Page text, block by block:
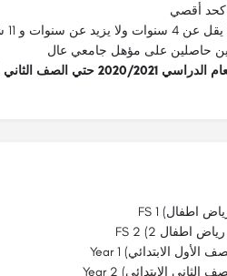
11 شهر في 1 أكتوبر
حاصلين على مؤهل جامعي عال